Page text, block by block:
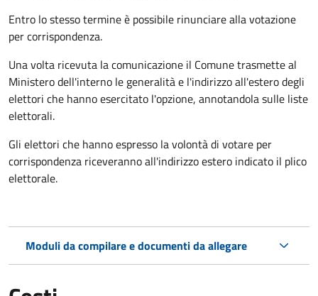
Entro lo stesso termine è possibile rinunciare alla votazione
per corrispondenza.
Una volta ricevuta la comunicazione il Comune trasmette al
Ministero dell'interno le generalità e l'indirizzo all'estero degli
elettori che hanno esercitato l'opzione, annotandola sulle liste
elettorali.
Gli elettori che hanno espresso la volontà di votare per
corrispondenza riceveranno all'indirizzo estero indicato il plico
elettorale.
Moduli da compilare e documenti da allegare